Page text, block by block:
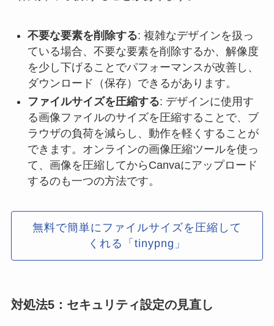
不要な要素を削除する: 複雑なデザインを扱っ
ている場合、不要な要素を削除するか、解像度
を少し下げることでパフォーマンスが改善し、
ダウンロード（保存）できるがあります。
ファイルサイズを圧縮する: デザインに使用す
る画像ファイルのサイズを圧縮することで、ブ
ラウザの負荷を減らし、動作を軽くすることが
できます。オンラインの画像圧縮ツールを使っ
て、画像を圧縮してからCanvaにアップロード
するのも一つの方法です。
無料で簡単にファイルサイズを圧縮して
くれる「tinypng」
対処法5：セキュリティ設定の見直し